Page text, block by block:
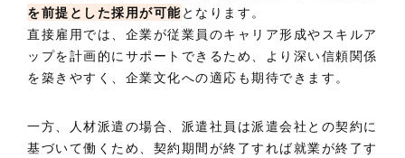
を前提とした採用が可能となります。
直接雇用では、企業が従業員のキャリア形成やスキルア
ップを計画的にサポートできるため、より深い信頼関係
を築きやすく、企業文化への適応も期待できます。
一方、人材派遣の場合、派遣社員は派遣会社との契約に
基づいて働くため、契約期間が終了すれば就業が終了す